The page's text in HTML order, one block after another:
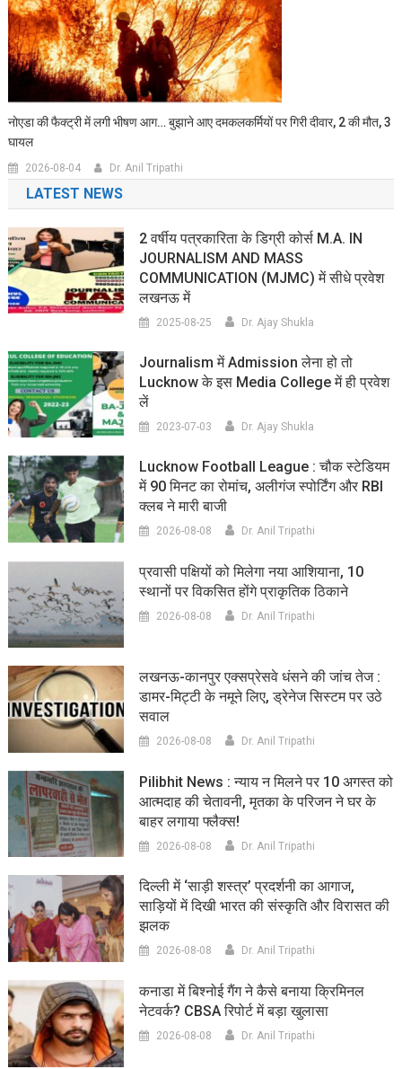
नोएडा की फैक्ट्री में लगी भीषण आग… बुझाने आए दमकलकर्मियों पर गिरी दीवार, 2 की मौत, 3
घायल
2026-08-04 Dr. Anil Tripathi
LATEST NEWS
2 वर्षीय पत्रकारिता के डिग्री कोर्स M.A. IN
JOURNALISM AND MASS
COMMUNICATION (MJMC) में सीधे प्रवेश
लखनऊ में
2025-08-25 Dr. Ajay Shukla
Journalism में Admission लेना हो तो
Lucknow के इस Media College में ही प्रवेश
लें
2023-07-03 Dr. Ajay Shukla
Lucknow Football League : चौक स्टेडियम
में 90 मिनट का रोमांच, अलीगंज स्पोर्टिंग और RBI
क्लब ने मारी बाजी
2026-08-08 Dr. Anil Tripathi
प्रवासी पक्षियों को मिलेगा नया आशियाना, 10
स्थानों पर विकसित होंगे प्राकृतिक ठिकाने
2026-08-08 Dr. Anil Tripathi
लखनऊ-कानपुर एक्सप्रेसवे धंसने की जांच तेज :
डामर-मिट्टी के नमूने लिए, ड्रेनेज सिस्टम पर उठे
सवाल
2026-08-08 Dr. Anil Tripathi
Pilibhit News : न्याय न मिलने पर 10 अगस्त को
आत्मदाह की चेतावनी, मृतका के परिजन ने घर के
बाहर लगाया फ्लैक्स!
2026-08-08 Dr. Anil Tripathi
दिल्ली में ‘साड़ी शस्त्र’ प्रदर्शनी का आगाज,
साड़ियों में दिखी भारत की संस्कृति और विरासत की
झलक
2026-08-08 Dr. Anil Tripathi
कनाडा में बिश्नोई गैंग ने कैसे बनाया क्रिमिनल
नेटवर्क? CBSA रिपोर्ट में बड़ा खुलासा
2026-08-08 Dr. Anil Tripathi